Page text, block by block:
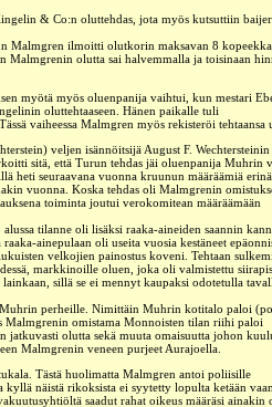
& Co:n oluttehdas, jota myös kutsuttiin
Malmgren ilmoitti olutkorin maksavan 8
Malmgrenin olutta sai halvemmalla ja toisinaan
myötä myös oluenpanija vaihtui, kun mestari
oluttehtaaseen. Hänen paikalle tuli
vaiheessa Malmgren myös rekisteröi tehtaansa
veljen isännöitsijä August F. Wechtersteinin
sitä, että Turun tehdas jäi oluenpanija Muhrin
heti seuraavana vuonna kruunun määräämiä
vuonna. Koska tehdas oli Malmgrenin
toiminta joutui verokomitean määräämään
tilanne oli lisäksi raaka-aineiden saannin
ainepulaan oli useita vuosia kestäneet
velkojien painostus koveni. Tehtaan
markkinoille oluen, joka oli valmistettu
sillä se ei mennyt kaupaksi odotetulla
perheille. Nimittäin Muhrin kotitalo paloi
Malmgrenin omistama Monnoisten tilan riihi paloi
jatkuvasti olutta sekä muuta omaisuutta johon
Malmgrenin veneen purjeet Aurajoella.
Tästä huolimatta Malmgren antoi poliisille
näistä rikoksista ei syytetty lopulta ketään
saadut rahat oikeus määräsi ainakin